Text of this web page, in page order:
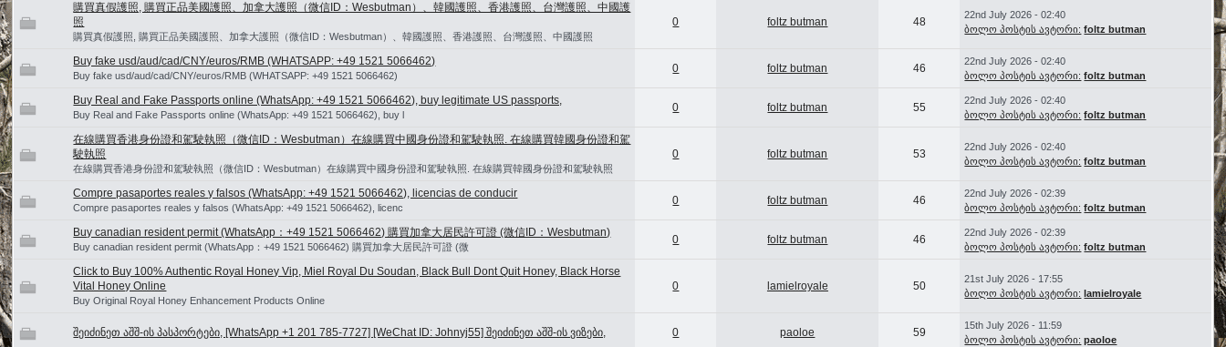
購買真假護照, 購買正品美國護照、加拿大護照（微信ID：Wesbutman）、韓國護照、香港護照、台灣護照、中國護
照
購買真假護照, 購買正品美國護照、加拿大護照（微信ID：Wesbutman）、韓國護照、香港護照、台灣護照、中國護照
0 foltz butman 48
22nd July 2026 - 02:40
ბოლო პოსტის ავტორი: foltz butman
Buy fake usd/aud/cad/CNY/euros/RMB (WHATSAPP: +49 1521 5066462)
Buy fake usd/aud/cad/CNY/euros/RMB (WHATSAPP: +49 1521 5066462)
0 foltz butman 46
22nd July 2026 - 02:40
ბოლო პოსტის ავტორი: foltz butman
Buy Real and Fake Passports online (WhatsApp: +49 1521 5066462), buy legitimate US passports,
Buy Real and Fake Passports online (WhatsApp: +49 1521 5066462), buy l
0 foltz butman 55
22nd July 2026 - 02:40
ბოლო პოსტის ავტორი: foltz butman
在線購買香港身份證和駕駛執照（微信ID：Wesbutman）在線購買中國身份證和駕駛執照. 在線購買韓國身份證和駕
駛執照
在線購買香港身份證和駕駛執照（微信ID：Wesbutman）在線購買中國身份證和駕駛執照. 在線購買韓國身份證和駕駛執照
0 foltz butman 53
22nd July 2026 - 02:40
ბოლო პოსტის ავტორი: foltz butman
Compre pasaportes reales y falsos (WhatsApp: +49 1521 5066462), licencias de conducir
Compre pasaportes reales y falsos (WhatsApp: +49 1521 5066462), licenc
0 foltz butman 46
22nd July 2026 - 02:39
ბოლო პოსტის ავტორი: foltz butman
Buy canadian resident permit (WhatsApp：+49 1521 5066462) 購買加拿大居民許可證 (微信ID：Wesbutman)
Buy canadian resident permit (WhatsApp：+49 1521 5066462) 購買加拿大居民許可證 (微
0 foltz butman 46
22nd July 2026 - 02:39
ბოლო პოსტის ავტორი: foltz butman
Click to Buy 100% Authentic Royal Honey Vip, Miel Royal Du Soudan, Black Bull Dont Quit Honey, Black Horse
Vital Honey Online
Buy Original Royal Honey Enhancement Products Online
0 lamielroyale 50
21st July 2026 - 17:55
ბოლო პოსტის ავტორი: lamielroyale
შეიძინეთ აშშ-ის პასპორტები, [WhatsApp +1 201 785-7727] [WeChat ID: Johnyj55] შეიძინეთ აშშ-ის ვიზები, 0 paoloe 59
15th July 2026 - 11:59
ბოლო პოსტის ავტორი: paoloe